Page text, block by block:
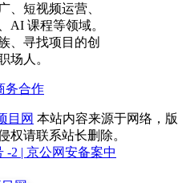
、短视频运营、
AI 课程等领域。
、寻找项目的创
场人。
务合作
目网 本站内容来源于网络，版
权请联系站长删除。
-2 | 京公网安备案中